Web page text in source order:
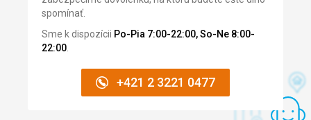
Strava
Jídla byla velmi dobrá a čerstvá, každý si mohl něco najít, i
když byl vybíravý.
Pokoj byl slušný, s několika drobnými problémy, jako je
neustálá stojatá voda ve sprše a extrémně povrchní úklid.
Nebýt vynikající polohy hotelu, která zvyšuje jeho
spomínať.
Sme k dispozícii Po-Pia 7:00-22:00, So-Ne 8:00-
22:00.
+421 2 3221 0477